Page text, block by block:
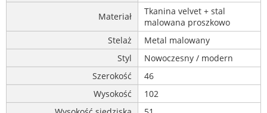
Materiał
Tkanina velvet + stal
malowana proszkowo
Stelaż
Metal malowany
Styl
Nowoczesny / modern
Szerokość
46
Wysokość
102